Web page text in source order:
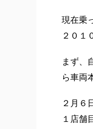
現在乗
２０１
まず、
ら車両
２月６
１店舗